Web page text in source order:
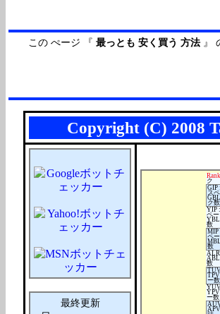
この ぺージ 『 最っとも 安く買う 方法 』
Copyright (C) 2008
最終更新
Rank
ク
GIP
ス
ク数
YIP
ペ
YBL
数
MIP
ペ
数
ABL
数
ー数
ー数